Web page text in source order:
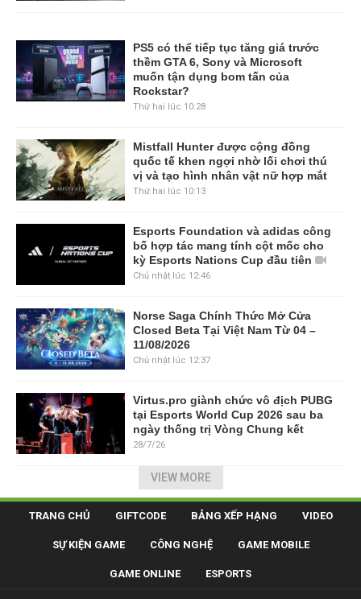
PS5 có thể tiếp tục tăng giá trước
thềm GTA 6, Sony và Microsoft
muốn tận dụng bom tấn của
Rockstar?
Thứ hai lúc 10:28
Mistfall Hunter được cộng đồng
quốc tế khen ngợi nhờ lối chơi thú
vị và tạo hình nhân vật nữ hợp mắt
Thứ hai lúc 10:13
Esports Foundation và adidas công
bố hợp tác mang tính cột mốc cho
kỳ Esports Nations Cup đầu tiên
Chủ nhật lúc 12:46
Norse Saga Chính Thức Mở Cửa
Closed Beta Tại Việt Nam Từ 04 –
11/08/2026
Chủ nhật lúc 12:37
Virtus.pro giành chức vô địch PUBG
tại Esports World Cup 2026 sau ba
ngày thống trị Vòng Chung kết
28/7/26
VIEW MORE
TRANG CHỦ GIFTCODE BẢNG XẾP HẠNG VIDEO
SỰ KIỆN GAME CÔNG NGHỆ GAME MOBILE
GAME ONLINE ESPORTS